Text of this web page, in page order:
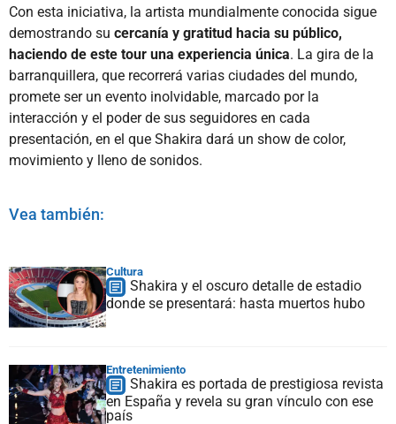
Con esta iniciativa, la artista mundialmente conocida sigue
demostrando su cercanía y gratitud hacia su público,
haciendo de este tour una experiencia única. La gira de la
barranquillera, que recorrerá varias ciudades del mundo,
promete ser un evento inolvidable, marcado por la
interacción y el poder de sus seguidores en cada
presentación, en el que Shakira dará un show de color,
movimiento y lleno de sonidos.
Vea también:
Cultura
Shakira y el oscuro detalle de estadio
donde se presentará: hasta muertos hubo
Entretenimiento
Shakira es portada de prestigiosa revista
en España y revela su gran vínculo con ese
país